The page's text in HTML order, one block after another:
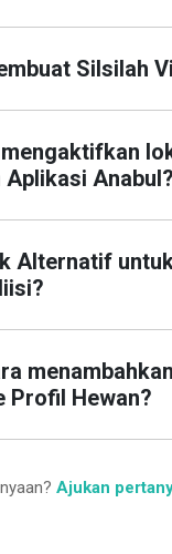
Silsilah
Anabul?
Alternatif
Profil Hewan?
Ajukan